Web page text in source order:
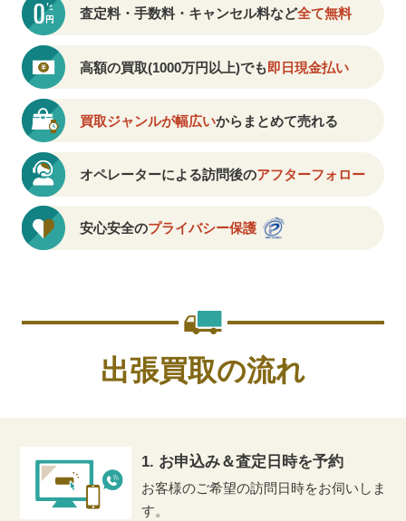
査定料・手数料・キャンセル料など全て無料
高額の買取(1000万円以上)でも即日現金払い
買取ジャンルが幅広いからまとめて売れる
オペレーターによる訪問後のアフターフォロー
安心安全のプライバシー保護
出張買取の流れ
1. お申込み＆査定日時を予約
お客様のご希望の訪問日時をお伺いしま
す。